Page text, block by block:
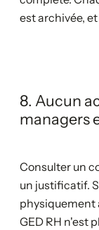
est archivée,
8. Aucun
managers
Consulter un
un justificatif.
physiquement
GED RH n'est